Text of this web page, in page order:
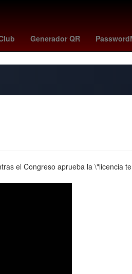
Generador QR
peppa pig florian monzon
el Congreso aprueba la \"licencia